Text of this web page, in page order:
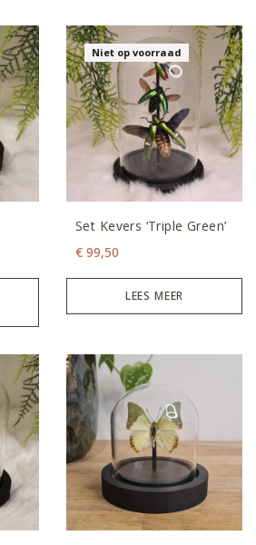
Niet op voorraad
Set Kevers ‘Triple Green’
€ 99,50
LEES MEER